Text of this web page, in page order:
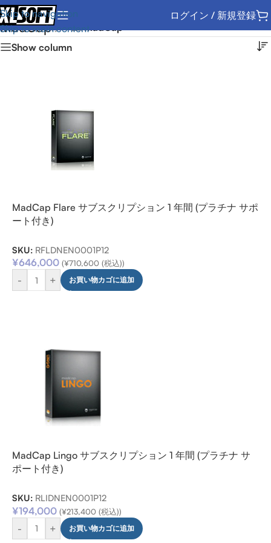
Skip to navigation
Skip to main content
ログイン / 新規登録
MadCapホーム
Show column
MadCap Flare サブスクリプション 1 年間 (プラチナ サポ
ート付き)
SKU: RFLDNEN0001P12
¥646,000 (¥710,600 (税込))
- + お買い物カゴに追加
MadCap Lingo サブスクリプション 1 年間 (プラチナ サ
ポート付き)
SKU: RLIDNEN0001P12
¥194,000 (¥213,400 (税込))
- + お買い物カゴに追加